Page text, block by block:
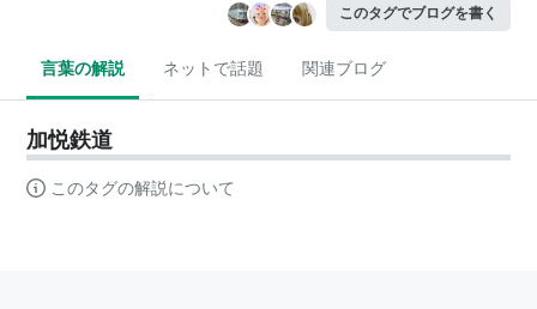
このタグでブログを書く
言葉の解説 ネットで話題 関連ブログ
加悦鉄道
このタグの解説について